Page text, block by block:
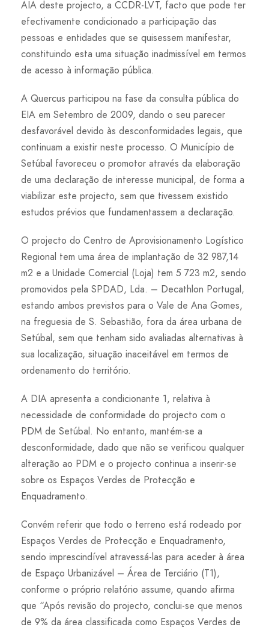
AIA deste projecto, a CCDR-LVT, facto que pode ter
efectivamente condicionado a participação das
pessoas e entidades que se quisessem manifestar,
constituindo esta uma situação inadmissível em termos
de acesso à informação pública.
A Quercus participou na fase da consulta pública do
EIA em Setembro de 2009, dando o seu parecer
desfavorável devido às desconformidades legais, que
continuam a existir neste processo. O Município de
Setúbal favoreceu o promotor através da elaboração
de uma declaração de interesse municipal, de forma a
viabilizar este projecto, sem que tivessem existido
estudos prévios que fundamentassem a declaração.
O projecto do Centro de Aprovisionamento Logístico
Regional tem uma área de implantação de 32 987,14
m2 e a Unidade Comercial (Loja) tem 5 723 m2, sendo
promovidos pela SPDAD, Lda. – Decathlon Portugal,
estando ambos previstos para o Vale de Ana Gomes,
na freguesia de S. Sebastião, fora da área urbana de
Setúbal, sem que tenham sido avaliadas alternativas à
sua localização, situação inaceitável em termos de
ordenamento do território.
A DIA apresenta a condicionante 1, relativa à
necessidade de conformidade do projecto com o
PDM de Setúbal. No entanto, mantém-se a
desconformidade, dado que não se verificou qualquer
alteração ao PDM e o projecto continua a inserir-se
sobre os Espaços Verdes de Protecção e
Enquadramento.
Convém referir que todo o terreno está rodeado por
Espaços Verdes de Protecção e Enquadramento,
sendo imprescindível atravessá-las para aceder à área
de Espaço Urbanizável – Área de Terciário (T1),
conforme o próprio relatório assume, quando afirma
que “Após revisão do projecto, conclui-se que menos
de 9% da área classificada como Espaços Verdes de